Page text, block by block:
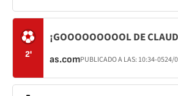
2'
¡GOOOOOOOOOL DE
as.comPUBLICADO A LAS: 10:34-0524/